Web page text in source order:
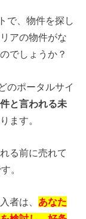
で、物件を探し
アの物件がな
でしょうか？
のポータルサイ
と言われる未
ます。
る前に売れて
。
者は、 あなた